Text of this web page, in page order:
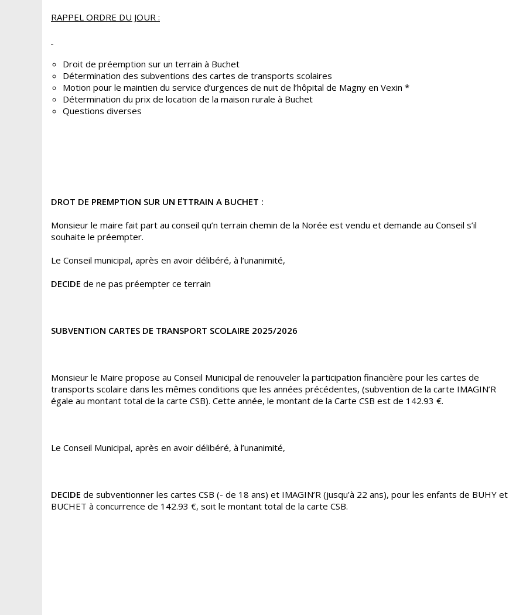
RAPPEL ORDRE DU JOUR :
Droit de préemption sur un terrain à Buchet
Détermination des subventions des cartes de transports scolaires
Motion pour le maintien du service d’urgences de nuit de l’hôpital de Magny en Vexin *
Détermination du prix de location de la maison rurale à Buchet
Questions diverses
DROT DE PREMPTION SUR UN ETTRAIN A BUCHET :
Monsieur le maire fait part au conseil qu’n terrain chemin de la Norée est vendu et demande au Conseil s’il
souhaite le préempter.
Le Conseil municipal, après en avoir délibéré, à l’unanimité,
DECIDE de ne pas préempter ce terrain
SUBVENTION CARTES DE TRANSPORT SCOLAIRE 2025/2026
Monsieur le Maire propose au Conseil Municipal de renouveler la participation financière pour les cartes de
transports scolaire dans les mêmes conditions que les années précédentes, (subvention de la carte IMAGIN’R
égale au montant total de la carte CSB). Cette année, le montant de la Carte CSB est de 142.93 €.
Le Conseil Municipal, après en avoir délibéré, à l’unanimité,
DECIDE de subventionner les cartes CSB (- de 18 ans) et IMAGIN’R (jusqu’à 22 ans), pour les enfants de BUHY et
BUCHET à concurrence de 142.93 €, soit le montant total de la carte CSB.